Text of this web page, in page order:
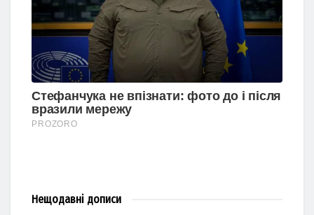
Нещодавні дописи